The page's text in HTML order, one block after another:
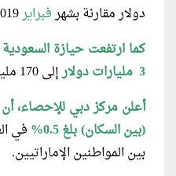
دولار مقارنة بشهرفبراير2019.
كما ارتفعت حيازة
3 مليارات دولار
إلى 170 مليار دولار بنهاية مارس 2019.
أعلن مركز دبي للإحصاء،
(بين السكان) بلغ 0.5%
بين المواطنين الإماراتيين.